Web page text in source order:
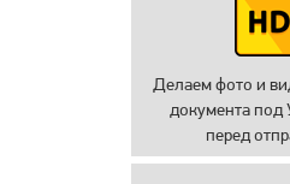
Делаем фото и
документа
перед